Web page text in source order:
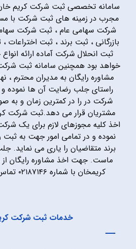
سامانه تخصصی ثبت شرکت کریم
مجرب در زمینه های ثبت شرکت با
شرکت سهامی عام ، ثبت شرکت
بازرگانی ، ثبت برند ، ثبت
ثبت انحلال شرکت آماده ارائه
خواهد بود همچنین سامانه ثبت
مشاوره رایگان به مدیران محترم ،
راستای جلب رضایت آن ها نموده
شرکت در را در کمترین زمان و به
مشتریان قرار می دهد.ثبت شرکت
اخذ کلیه مجوزهای لازم برای یک
نموده و در تمامی امور جهت به
برند متقاضیان را یاری می
ماست. جهت اخذ مشاوره رایگان
کریمخان با شماره ۰۲۱۸۷۱۴۶ تماس حاصل فرمایید.
خدمات ثبت شرکت